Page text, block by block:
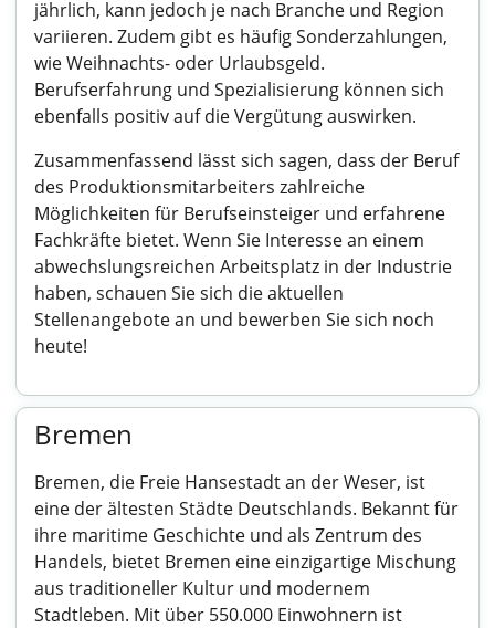
jährlich, kann jedoch je nach Branche und Region
variieren. Zudem gibt es häufig Sonderzahlungen,
wie Weihnachts- oder Urlaubsgeld.
Berufserfahrung und Spezialisierung können sich
ebenfalls positiv auf die Vergütung auswirken.
Zusammenfassend lässt sich sagen, dass der Beruf
des Produktionsmitarbeiters zahlreiche
Möglichkeiten für Berufseinsteiger und erfahrene
Fachkräfte bietet. Wenn Sie Interesse an einem
abwechslungsreichen Arbeitsplatz in der Industrie
haben, schauen Sie sich die aktuellen
Stellenangebote an und bewerben Sie sich noch
heute!
Bremen
Bremen, die Freie Hansestadt an der Weser, ist
eine der ältesten Städte Deutschlands. Bekannt für
ihre maritime Geschichte und als Zentrum des
Handels, bietet Bremen eine einzigartige Mischung
aus traditioneller Kultur und modernem
Stadtleben. Mit über 550.000 Einwohnern ist